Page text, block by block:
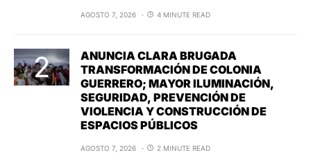
AGOSTO 7, 2026 4 MINUTE READ
ANUNCIA CLARA BRUGADA
TRANSFORMACIÓN DE COLONIA
GUERRERO; MAYOR ILUMINACIÓN,
SEGURIDAD, PREVENCIÓN DE
VIOLENCIA Y CONSTRUCCIÓN DE
ESPACIOS PÚBLICOS
AGOSTO 7, 2026 2 MINUTE READ